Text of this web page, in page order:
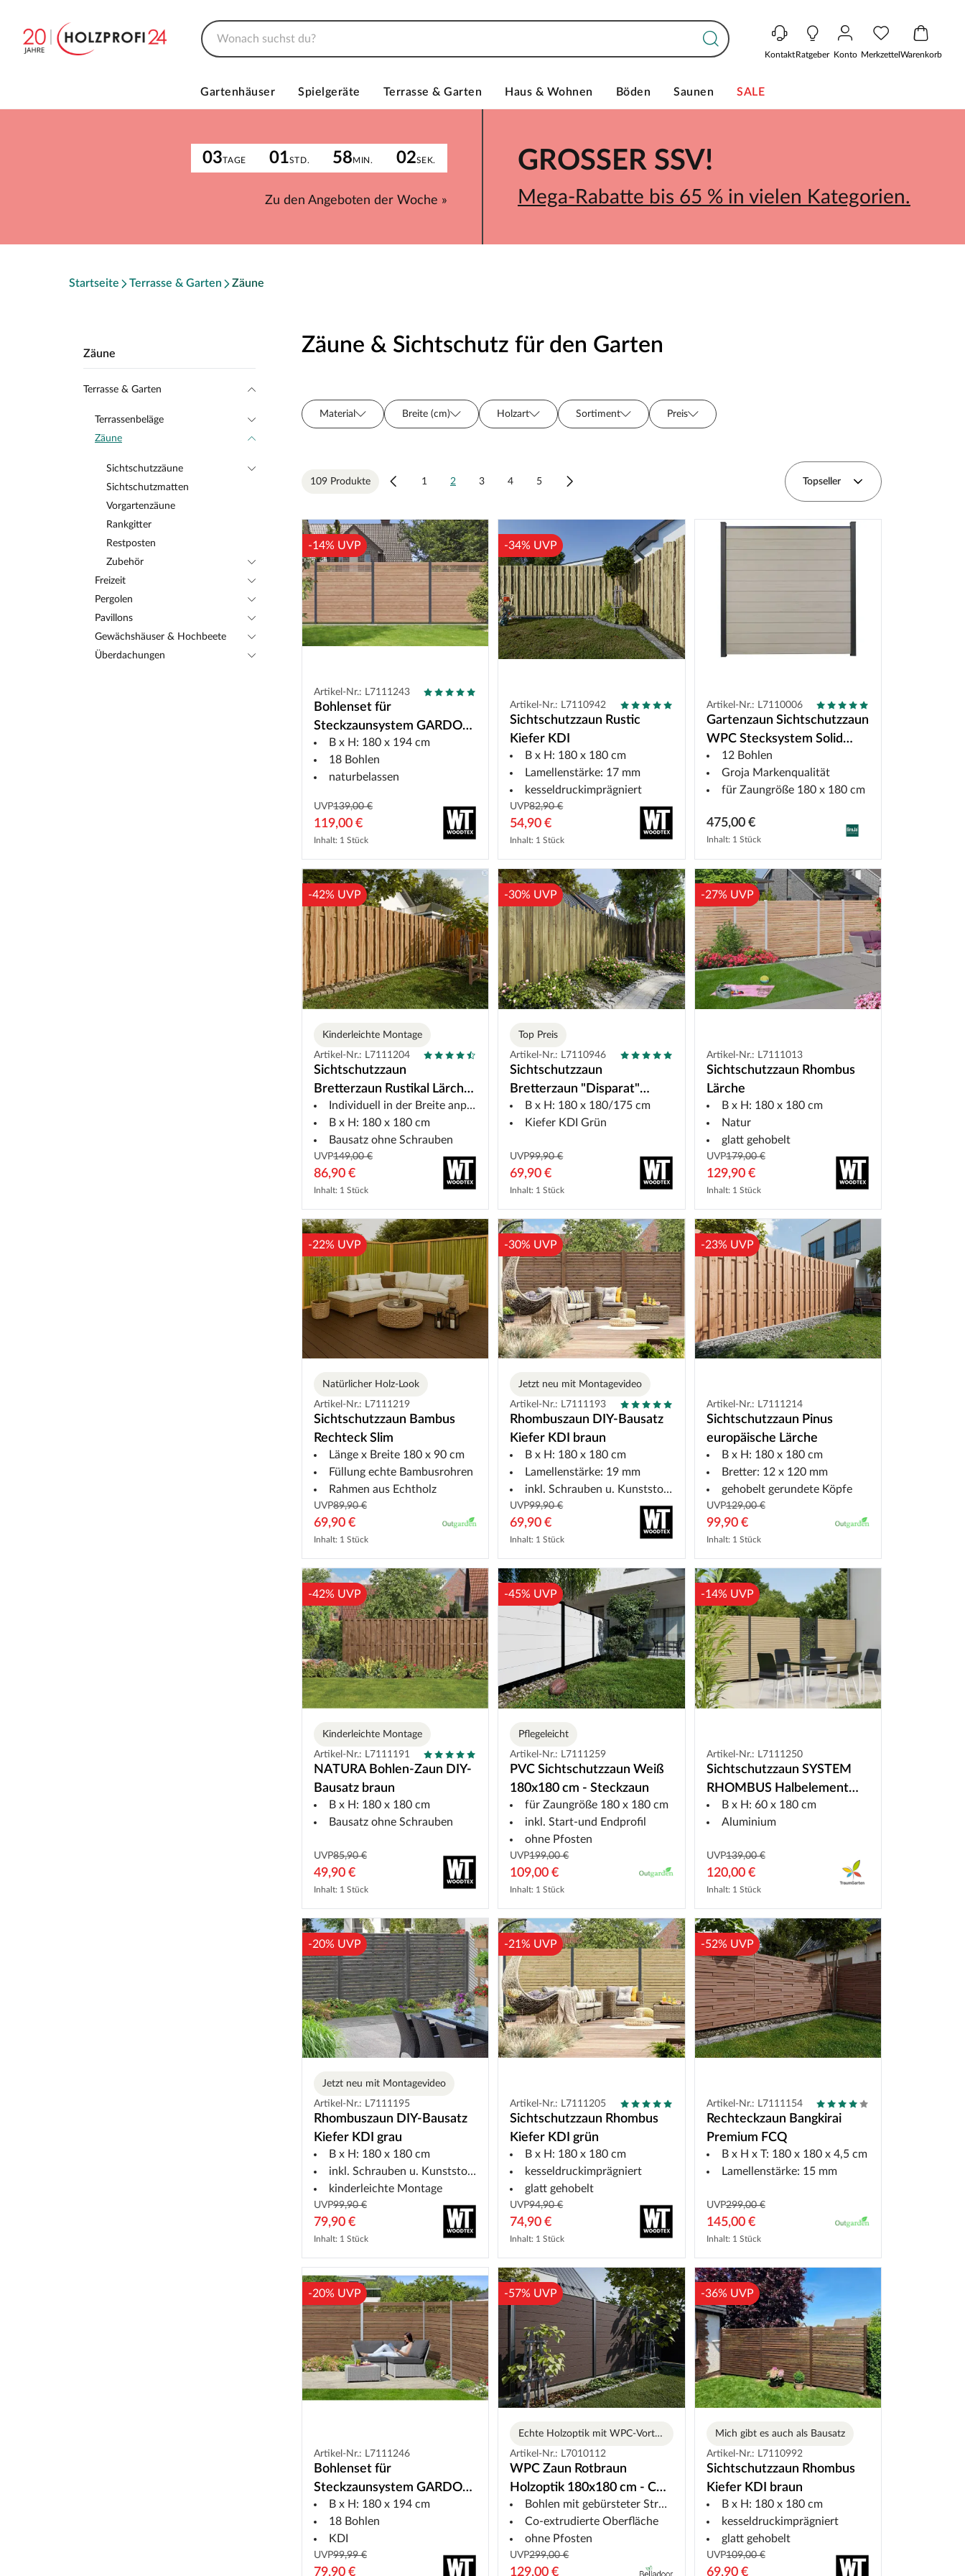
KontaktRatgeber Konto MerkzettelWarenkorb
Gartenhäuser Spielgeräte Terrasse & Garten Haus & Wohnen Böden Saunen SALE
03TAGE 01STD. 58MIN. 02SEK.
Zu den Angeboten der Woche »
GROSSER SSV!
Mega-Rabatte bis 65 % in vielen Kategorien.
Startseite Terrasse & Garten Zäune
Zäune
Terrasse & Garten
Terrassenbeläge
Zäune
Sichtschutzzäune
Sichtschutzmatten
Vorgartenzäune
Rankgitter
Restposten
Zubehör
Freizeit
Pergolen
Pavillons
Gewächshäuser & Hochbeete
Überdachungen
Zäune & Sichtschutz für den Garten
Material Breite (cm) Holzart Sortiment Preis
109 Produkte 1 2 3 4 5 Topseller
-14% UVP
Artikel-Nr.: L7111243
Bohlenset für
Steckzaunsystem GARDO
XL DIY Lärche
B x H: 180 x 194 cm
18 Bohlen
naturbelassen
UVP139,00 €
119,00 €
Inhalt: 1 Stück
-34% UVP
Artikel-Nr.: L7110942
Sichtschutzzaun Rustic
Kiefer KDI
B x H: 180 x 180 cm
Lamellenstärke: 17 mm
kesseldruckimprägniert
UVP82,90 €
54,90 €
Inhalt: 1 Stück
Artikel-Nr.: L7110006
Gartenzaun Sichtschutzzaun
WPC Stecksystem Solid
weiß12 Bohlen
Groja Markenqualität
für Zaungröße 180 x 180 cm
475,00 €
Inhalt: 1 Stück
-42% UVP
Kinderleichte Montage
Artikel-Nr.: L7111204
Sichtschutzzaun
Bretterzaun Rustikal Lärche
Bausatz
Individuell in der Breite anpassbar
B x H: 180 x 180 cm
Bausatz ohne Schrauben
UVP149,00 €
86,90 €
Inhalt: 1 Stück
-30% UVP
Top Preis
Artikel-Nr.: L7110946
Sichtschutzzaun
Bretterzaun "Disparat"
gerade
B x H: 180 x 180/175 cm
Kiefer KDI Grün
UVP99,90 €
69,90 €
Inhalt: 1 Stück
-27% UVP
Artikel-Nr.: L7111013
Sichtschutzzaun Rhombus
Lärche
B x H: 180 x 180 cm
Natur
glatt gehobelt
UVP179,00 €
129,90 €
Inhalt: 1 Stück
-22% UVP
Natürlicher Holz-Look
Artikel-Nr.: L7111219
Sichtschutzzaun Bambus
Rechteck Slim
Länge x Breite 180 x 90 cm
Füllung echte Bambusrohren
Rahmen aus Echtholz
UVP89,90 €
69,90 €
Inhalt: 1 Stück
-30% UVP
Jetzt neu mit Montagevideo
Artikel-Nr.: L7111193
Rhombuszaun DIY-Bausatz
Kiefer KDI braun
B x H: 180 x 180 cm
Lamellenstärke: 19 mm
inkl. Schrauben u. Kunststoffband
UVP99,90 €
69,90 €
Inhalt: 1 Stück
-23% UVP
Artikel-Nr.: L7111214
Sichtschutzzaun Pinus
europäische Lärche
B x H: 180 x 180 cm
Bretter: 12 x 120 mm
gehobelt gerundete Köpfe
UVP129,00 €
99,90 €
Inhalt: 1 Stück
-42% UVP
Kinderleichte Montage
Artikel-Nr.: L7111191
NATURA Bohlen-Zaun DIY-
Bausatz braun
B x H: 180 x 180 cm
Bausatz ohne Schrauben
UVP85,90 €
49,90 €
Inhalt: 1 Stück
-45% UVP
Pflegeleicht
Artikel-Nr.: L7111259
PVC Sichtschutzzaun Weiß
180x180 cm - Steckzaun
für Zaungröße 180 x 180 cm
inkl. Start-und Endprofil
ohne Pfosten
UVP199,00 €
109,00 €
Inhalt: 1 Stück
-14% UVP
Artikel-Nr.: L7111250
Sichtschutzzaun SYSTEM
RHOMBUS Halbelement
Lärche
B x H: 60 x 180 cm
Aluminium
UVP139,00 €
120,00 €
Inhalt: 1 Stück
-20% UVP
Jetzt neu mit Montagevideo
Artikel-Nr.: L7111195
Rhombuszaun DIY-Bausatz
Kiefer KDI grau
B x H: 180 x 180 cm
inkl. Schrauben u. Kunststoffband
kinderleichte Montage
UVP99,90 €
79,90 €
Inhalt: 1 Stück
-21% UVP
Artikel-Nr.: L7111205
Sichtschutzzaun Rhombus
Kiefer KDI grün
B x H: 180 x 180 cm
kesseldruckimprägniert
glatt gehobelt
UVP94,90 €
74,90 €
Inhalt: 1 Stück
-52% UVP
Artikel-Nr.: L7111154
Rechteckzaun Bangkirai
Premium FCQ
B x H x T: 180 x 180 x 4,5 cm
Lamellenstärke: 15 mm
UVP299,00 €
145,00 €
Inhalt: 1 Stück
-20% UVP
Artikel-Nr.: L7111246
Bohlenset für
Steckzaunsystem GARDO
XL DIY Kiefer
B x H: 180 x 194 cm
18 Bohlen
KDI
UVP99,99 €
79,90 €
-57% UVP
Echte Holzoptik mit WPC-Vorteilen
Artikel-Nr.: L7010112
WPC Zaun Rotbraun
Holzoptik 180x180 cm - Co-
Extrudierter Steckzaun
Bohlen mit gebürsteter Struktur
Co-extrudierte Oberfläche
ohne Pfosten
UVP299,00 €
129,00 €
-36% UVP
Mich gibt es auch als Bausatz
Artikel-Nr.: L7110992
Sichtschutzzaun Rhombus
Kiefer KDI braun
B x H: 180 x 180 cm
kesseldruckimprägniert
glatt gehobelt
UVP109,00 €
69,90 €